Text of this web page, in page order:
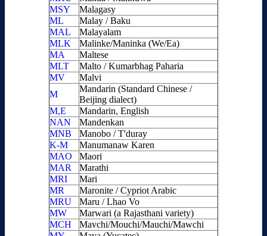
MSY
Malagasy
ML
Malay / Baku
MAL
Malayalam
MLK
Malinke/Maninka (We/Ea)
MA
Maltese
MLT
Malto / Kumarbhag Paharia
MV
Malvi
M
Mandarin (Standard Chinese /
Beijing dialect)
M,E
Mandarin, English
NAN
Mandenkan
MNB
Manobo / T'duray
K-M
Manumanaw Karen
MAO
Maori
MAR
Marathi
MRI
Mari
MR
Maronite / Cypriot Arabic
MRU
Maru / Lhao Vo
MW
Marwari (a Rajasthani variety)
MCH
Mavchi/Mouchi/Mauchi/Mawchi